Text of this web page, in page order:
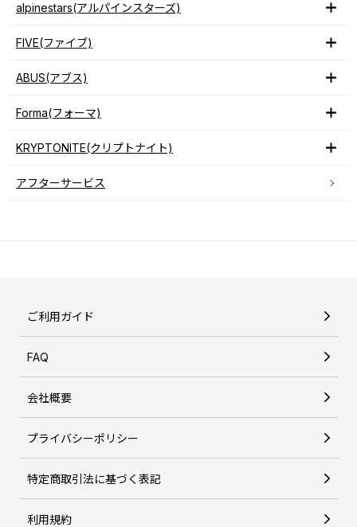
alpinestars(アルパインスターズ)
FIVE(ファイブ)
ABUS(アブス)
Forma(フォーマ)
KRYPTONITE(クリプトナイト)
アフターサービス
ご利用ガイド
FAQ
会社概要
プライバシーポリシー
特定商取引法に基づく表記
利用規約